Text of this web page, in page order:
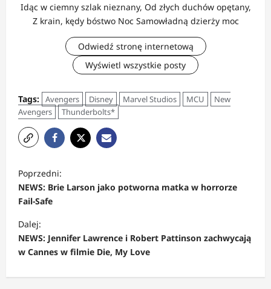
Idąc w ciemny szlak nieznany, Od złych duchów opętany,
Z krain, kędy bóstwo Noc Samowładną dzierży moc
Odwiedź stronę internetową
Wyświetl wszystkie posty
Tags: Avengers Disney Marvel Studios MCU
New
Avengers
Thunderbolts*
o
b
a
c
z
w
Poprzedni:
NEWS: Brie Larson jako potworna matka w horrorze
Fail-Safe
Dalej:
NEWS: Jennifer Lawrence i Robert Pattinson zachwycają
w Cannes w filmie Die, My Love